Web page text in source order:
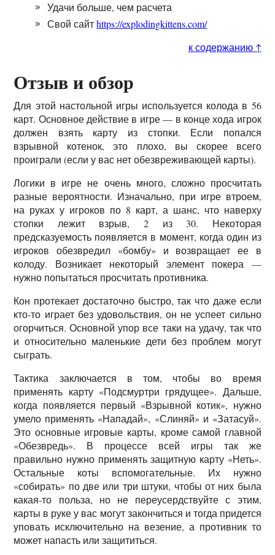
Удачи больше, чем расчета
Свой сайтhttps://explodingkittens.com/
к содержанию ↑
Отзыв и обзор
Для этой настольной игры используется колода в 56
карт. Основное действие в игре — в конце хода игрок
должен взять карту из стопки. Если попался
взрывной котенок, это плохо, вы скорее всего
проиграли (если у вас нет обезвреживающей карты).
Логики в игре не очень много, сложно просчитать
разные вероятности. Изначально, при игре втроем,
на руках у игроков по 8 карт, а шанс, что наверху
стопки лежит взрыв, 2 из 30. Некоторая
предсказуемость появляется в момент, когда один из
игроков обезвредил «бомбу» и возвращает ее в
колоду. Возникает некоторый элемент покера —
нужно попытаться просчитать противника.
Кон протекает достаточно быстро, так что даже если
кто-то играет без удовольствия, он не успеет сильно
огорчиться. Основной упор все таки на удачу, так что
и относительно маленькие дети без проблем могут
сыграть.
Тактика заключается в том, чтобы во время
применять карту «Подсмуртри грядущее». Дальше,
когда появляется первый «Взрывной котик», нужно
умело применять «Нападай», «Слиняй» и «Затасуй».
Это основные игровые карты, кроме самой главной
«Обезвредь». В процессе всей игры так же
правильно нужно применять защитную карту «Неть».
Остальные коты вспомогательные. Их нужно
«собирать» по две или три штуки, чтобы от них была
какая-то польза, но не переусердствуйте с этим,
карты в руке у вас могут закончиться и тогда придется
уповать исключительно на везение, а противник то
может напасть или защититься.